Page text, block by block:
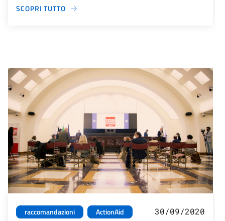
SCOPRI TUTTO
raccomandazioni ActionAid 30/09/2020